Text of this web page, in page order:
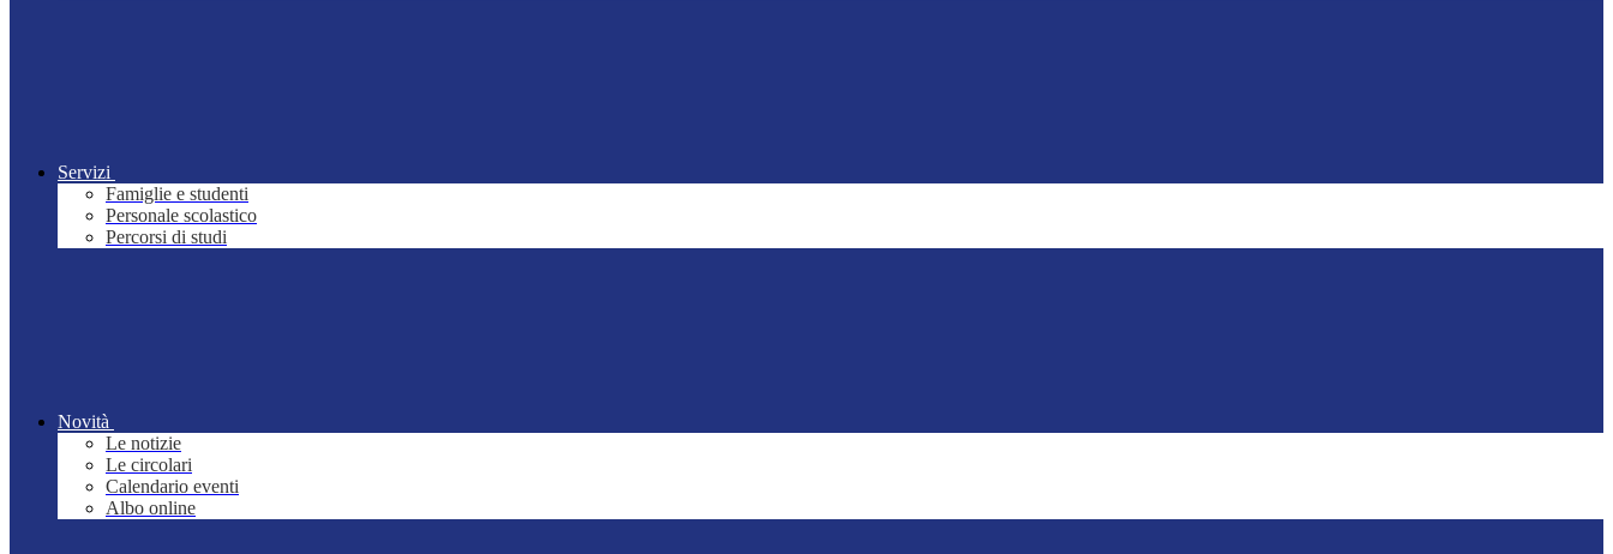
Servizi
Famiglie e studenti
Personale scolastico
Percorsi di studi
Novità
Le notizie
Le circolari
Calendario eventi
Albo online